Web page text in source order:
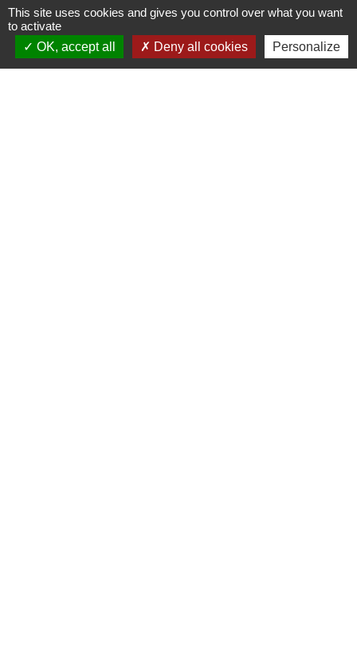
Argent - Impôts - Consommation
Pour en savoir plus
This site uses cookies and gives you control over what you want
to activate
OK, accept all
Deny all cookies Personalize